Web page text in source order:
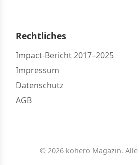
Rechtliches
Impact-Bericht 2017–2025
Impressum
Datenschutz
AGB
© 2026 kohero Magazin.